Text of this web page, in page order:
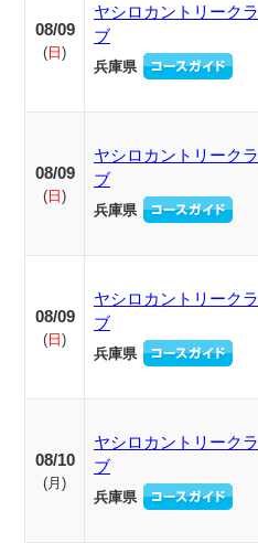
08/09
( 日 )
ヤシロカントリークラ
ブ
兵庫県
08/09
( 日 )
ヤシロカントリークラ
ブ
兵庫県
08/09
( 日 )
ヤシロカントリークラ
ブ
兵庫県
08/10
( 月 )
ヤシロカントリークラ
ブ
兵庫県